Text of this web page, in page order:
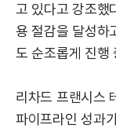
고 있다고 강조했
용 절감을 달성
도 순조롭게 진행
리차드 프랜시스
파이프라인 성과